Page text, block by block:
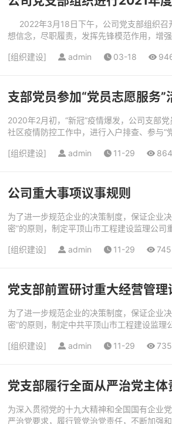
2022年3月18日下午，公司党支部组织召
想信念，尽职履责，发挥先锋模范作用，增
[组织建设] admin 03-18
支部党员参加“党员志愿服务”
2020年2月初，“新冠”疫情爆发，公司支部
社区疫情防控工作中，进行入户排查、参与
[组织建设] admin 11-29 864
公司重大事项议事规则
为了进一步规范企业的决策制度，保证企业
密”的原则，制定平顶山市工程建设监理公司
[组织建设] admin 11-29 745
党支部前置研讨重大经营管理
为了进一步规范企业的决策制度，保证企业
密”的原则，制定中共平顶山市工程建设监
[组织建设] admin 11-29 735
党支部履行全面从严治党主
为深入贯彻党的十九大精神和全国国有企业
严治党要求，履行管党治党责任，不断加强